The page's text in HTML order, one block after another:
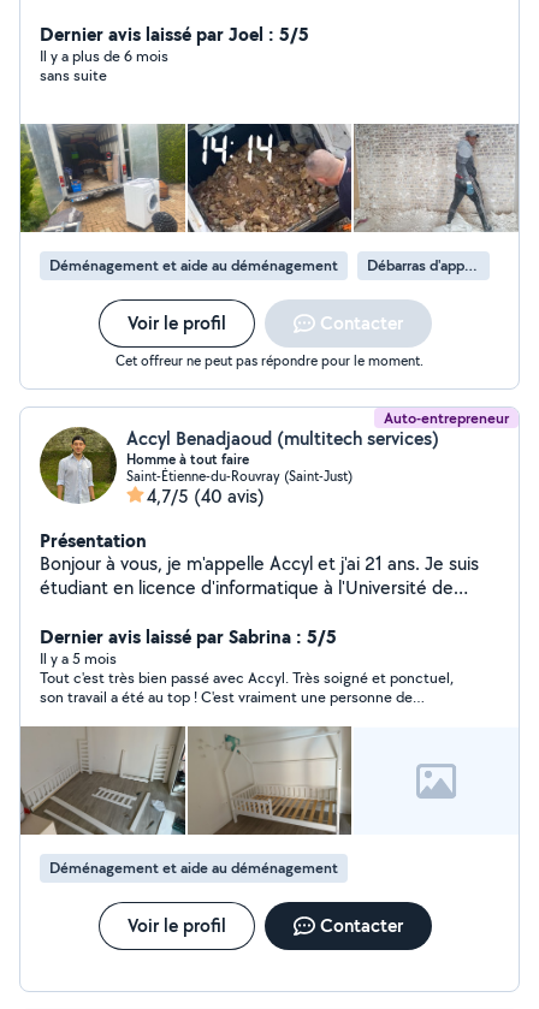
Dernier avis laissé par Joel : 5/5
Il y a plus de 6 mois
sans suite
Déménagement et aide au déménagement Débarras d'appartement
Voir le profil Contacter
Cet offreur ne peut pas répondre pour le moment.
Auto-entrepreneur
Accyl Benadjaoud (multitech services)
Homme à tout faire
Saint-Étienne-du-Rouvray (Saint-Just)
4,7/5 (40 avis)
Présentation
Bonjour à vous, je m'appelle Accyl et j'ai 21 ans. Je suis
étudiant en licence d'informatique à l'Université de
gagner un peu d'argent cet été et financer mes études.
Sérieux, motivé et rigoureux, je peux vous proposer mon
aide pour : Nettoyage Livraison à vélo Main d'œuvre
dans le bâtiment Montage de meubles Aide à domicile
Cours de soutien en mathématiques pour collégiens et
lycéens Baby+sitting et garde d'enfant Cours de langues
(arabe, français, kabyle) Création de sites web
Jardinage Et bien d'autres tâches, je peux me montrer
très polyvalent. Vous pouvez compter sur mon sérieux
et mon efficacité ! N'hésitez pas à me contacter, je
réponds rapidement. Bonne journée à vous, et peut-
être à bientôt !
Dernier avis laissé par Sabrina : 5/5
Il y a 5 mois
Tout c'est très bien passé avec Accyl. Très soigné et ponctuel,
son travail a été au top ! C'est vraiment une personne de
confiance à 200%. Je recommande sans hésiter !
Déménagement et aide au déménagement
Voir le profil Contacter